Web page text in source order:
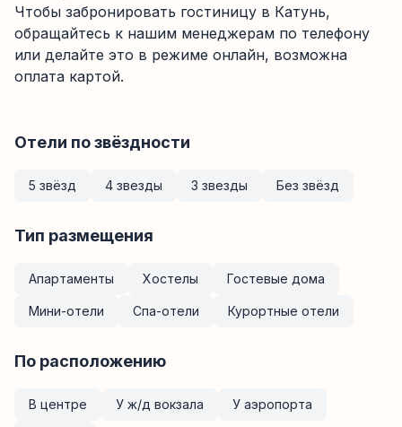
Чтобы забронировать гостиницу в Катунь,
обращайтесь к нашим менеджерам по телефону
или делайте это в режиме онлайн, возможна
оплата картой.
Отели по звёздности
5 звёзд 4 звезды 3 звезды Без звёзд
Тип размещения
Апартаменты Хостелы Гостевые дома
Мини-отели Спа-отели Курортные отели
По расположению
В центре У ж/д вокзала У аэропорта